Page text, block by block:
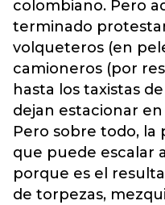
colombiano. Pero
terminado
volqueteros (en
camioneros (por
hasta los taxistas
dejan estacionar
Pero sobre todo, la
que puede escalar
porque es el
de torpezas,